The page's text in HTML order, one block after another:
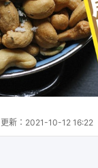
更新： 2021-10-12 16:22